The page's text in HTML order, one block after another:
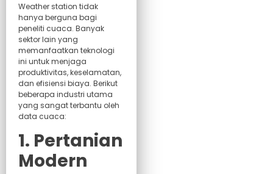
Weather station tidak
hanya berguna bagi
peneliti cuaca. Banyak
sektor lain yang
memanfaatkan teknologi
ini untuk menjaga
produktivitas, keselamatan,
dan efisiensi biaya. Berikut
beberapa industri utama
yang sangat terbantu oleh
data cuaca:
1. Pertanian
Modern